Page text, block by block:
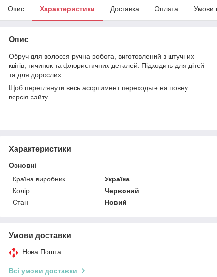
Опис Характеристики Доставка Оплата Умови
Опис
Обруч для волосся ручна робота, виготовлений з штучних
квітів, тичинок та флористичних деталей. Підходить для дітей
та для дорослих.
Щоб переглянути весь асортимент переходьте на повну
версія сайту.
Характеристики
Основні
Країна виробник
Україна
Колір
Червоний
Стан
Новий
Умови доставки
Нова Пошта
Всі умови доставки